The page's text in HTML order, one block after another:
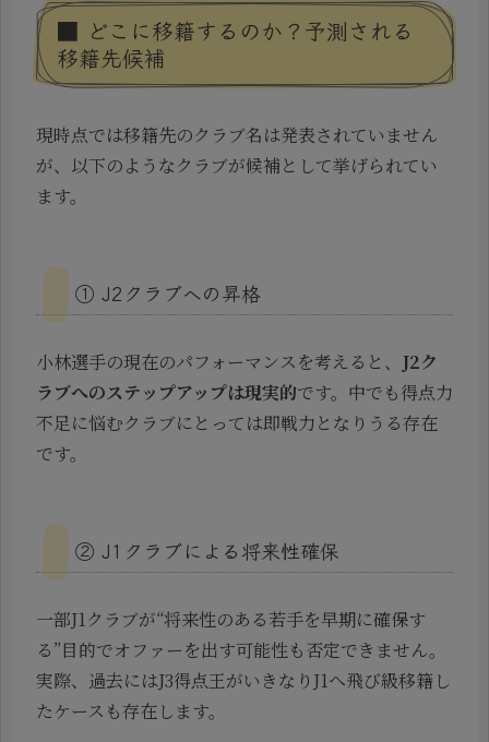
■ どこに移籍するのか？予測される
移籍先候補
現時点では移籍先のクラブ名は発表されていません
が、以下のようなクラブが候補として挙げられてい
ます。
① J2クラブへの昇格
小林選手の現在のパフォーマンスを考えると、 J2ク
ラブへのステップアップは現実的です。中でも得点力
不足に悩むクラブにとっては即戦力となりうる存在
です。
② J1クラブによる将来性確保
一部J1クラブが“将来性のある若手を早期に確保す
る”目的でオファーを出す可能性も否定できません。
実際、過去にはJ3得点王がいきなりJ1へ飛び級移籍し
たケースも存在します。